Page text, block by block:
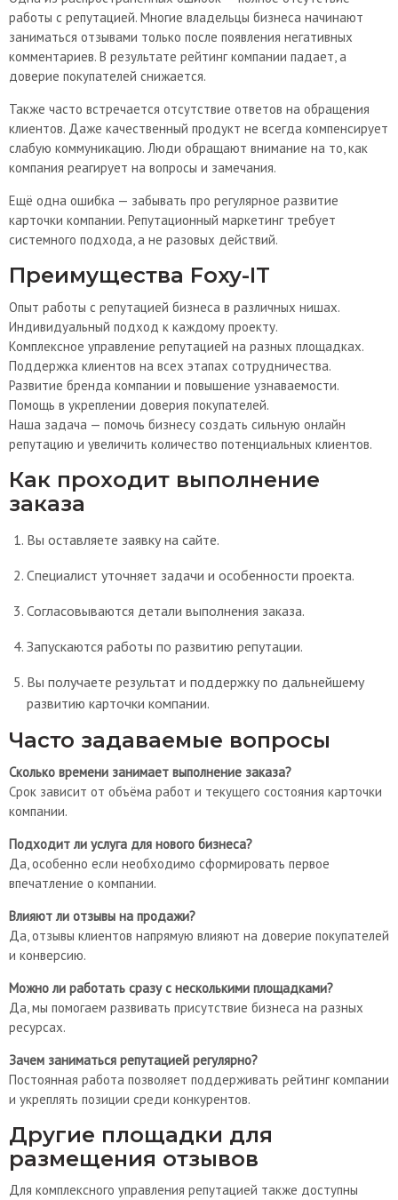
работы с репутацией. Многие владельцы бизнеса начинают
заниматься отзывами только после появления негативных
комментариев. В результате рейтинг компании падает, а
доверие покупателей снижается.
Также часто встречается отсутствие ответов на обращения
клиентов. Даже качественный продукт не всегда компенсирует
слабую коммуникацию. Люди обращают внимание на то, как
компания реагирует на вопросы и замечания.
Ещё одна ошибка — забывать про регулярное развитие
карточки компании. Репутационный маркетинг требует
системного подхода, а не разовых действий.
Преимущества Foxy-IT
Опыт работы с репутацией бизнеса в различных нишах.
Индивидуальный подход к каждому проекту.
Комплексное управление репутацией на разных площадках.
Поддержка клиентов на всех этапах сотрудничества.
Развитие бренда компании и повышение узнаваемости.
Помощь в укреплении доверия покупателей.
Наша задача — помочь бизнесу создать сильную онлайн
репутацию и увеличить количество потенциальных клиентов.
Как проходит выполнение
заказа
Вы оставляете заявку на сайте.
Специалист уточняет задачи и особенности проекта.
Согласовываются детали выполнения заказа.
Запускаются работы по развитию репутации.
Вы получаете результат и поддержку по дальнейшему
развитию карточки компании.
Часто задаваемые вопросы
Сколько времени занимает выполнение заказа?
Срок зависит от объёма работ и текущего состояния карточки
компании.
Подходит ли услуга для нового бизнеса?
Да, особенно если необходимо сформировать первое
впечатление о компании.
Влияют ли отзывы на продажи?
Да, отзывы клиентов напрямую влияют на доверие покупателей
и конверсию.
Можно ли работать сразу с несколькими площадками?
Да, мы помогаем развивать присутствие бизнеса на разных
ресурсах.
Зачем заниматься репутацией регулярно?
Постоянная работа позволяет поддерживать рейтинг компании
и укреплять позиции среди конкурентов.
Другие площадки для
размещения отзывов
Для комплексного управления репутацией также доступны